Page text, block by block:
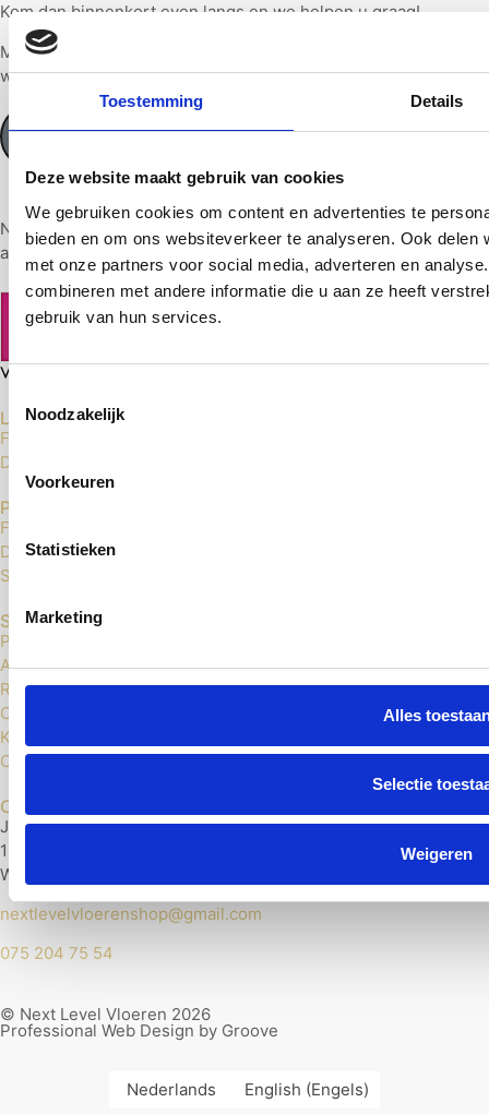
Toestemming Details
Deze website maakt gebruik van cookies
We gebruiken cookies om content en advertenties te
bieden en om ons websiteverkeer te analyseren. Ook
met onze partners voor social media, adverteren en
combineren met andere informatie die u aan ze heeft
gebruik van hun services.
Noodzakelijk
Voorkeuren
Statistieken
Marketing
Alles
Selectie
Weigeren
Kom dan binnenkort even langs en we helpen u graag!
Maak via de onderstaande knop snel een afspraak, dan zorgen
wij ervoor dat de koffie klaarstaat.
Maak een afspraak
Next Level vloeren heeft al 15 jaar ervaring in het leveren en
aanleggen van top-kwaliteit vloeren.
Laminaat Vloeren
Floer Laminaat
Douwes Dekker Laminaat
PVC Vloeren
Floer Click PVC
Douwes Dekker Click PVC
Sense Click PVC
Service
Privacybeleid
Algemene voorwaarden
Retourneren
Contact
Klachten
Cookies
Contact
Jonge Voolweg 29
1521 RH
Wormerveer
nextlevelvloerenshop@gmail.com
075 204 75 54
© Next Level Vloeren 2026
Professional Web Design by Groove
Nederlands English (Engels)